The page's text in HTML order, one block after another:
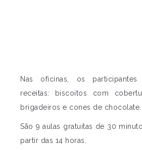
Nas oficinas, os
receitas: biscoitos com
brigadeiros e cones de chocolate.
São 9 aulas gratuitas de 30
partir das 14 horas.